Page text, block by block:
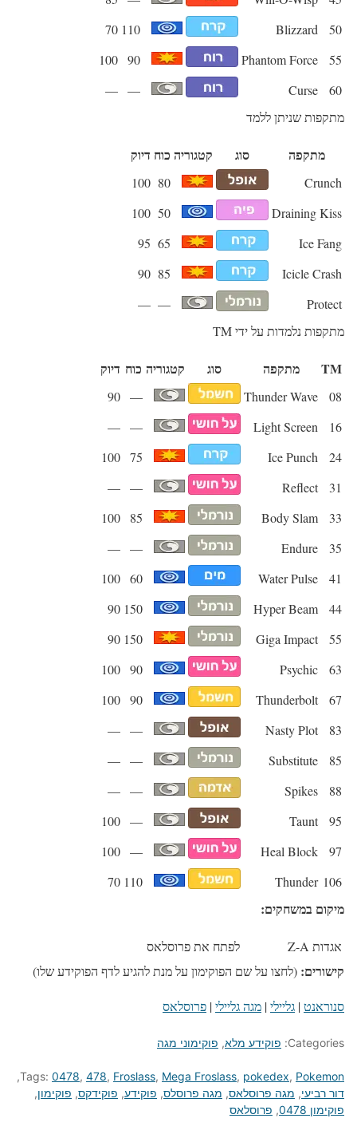
50
Blizzard
110
70
55
Phantom Force
90
100
60
Curse
—
—
מתקפות שניתן ללמד
מתקפה סוג קטגוריה כוח דיוק
Crunch
80
100
Draining Kiss
50
100
Ice Fang
65
95
Icicle Crash
85
90
Protect
—
—
מתקפות נלמדות על ידי TM
TM מתקפה סוג קטגוריה כוח דיוק
08
Thunder Wave
—
90
16
Light Screen
—
—
24
Ice Punch
75
100
31
Reflect
—
—
33
Body Slam
85
100
35
Endure
—
—
41
Water Pulse
60
100
44
Hyper Beam
150
90
55
Giga Impact
150
90
63
Psychic
90
100
67
Thunderbolt
90
100
83
Nasty Plot
—
—
85
Substitute
—
—
88
Spikes
—
—
95
Taunt
—
100
97
Heal Block
—
100
106
Thunder
110
70
מיקום במשחקים:
אגדות Z-A לפתח את פרוסלאס
קישורים: (לחצו על שם הפוקימון על מנת להגיע לדף הפוקידע שלו)
סנוראנט| גליילי| מגה גליילי| פרוסלאס
Categories: פוקידע מלא, פוקימוני מגה
Tags: 0478, 478, Froslass, Mega Froslass, pokedex, Pokemon
,
דור רביעי, מגה פרוסלאס, מגה פרוסלס, פוקידע, פוקידקס, פוקימון,
פוקימון 0478
, פרוסלאס